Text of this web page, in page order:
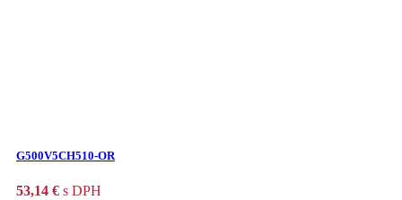
G500V5CH510-OR
53,14 € s DPH